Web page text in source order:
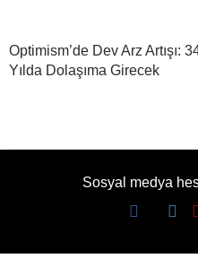
Optimism’de Dev Arz Artışı:
Yılda Dolaşıma Girecek
Sosyal medya